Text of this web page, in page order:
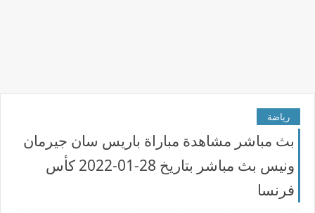
رياضة
بث مباشر مشاهدة مباراة باريس سان جيرمان
ونيس بث مباشر بتاريخ 28-01-2022 كأس
فرنسا